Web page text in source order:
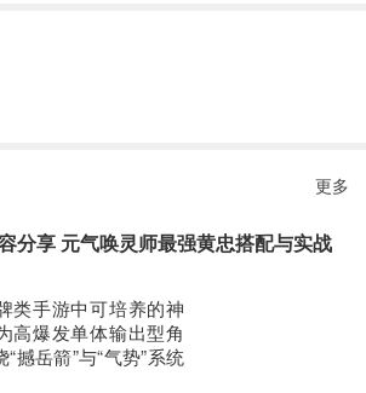
器APP下载的网页，我们可以看到网站头部提
可不改，这边小编选择默认路径。单击确定，
下载了，我们等待他下载安装完即可 第五
到已经安装好的最新加速器7.4.0716.742，点
迎页就可以开始使用了
更多
分享 元气唤灵师最强黄忠搭配与实战
类手游中可培养的神
高爆发单体输出型角
撼岳箭”与“气势”系统
撼岳箭，对路径上